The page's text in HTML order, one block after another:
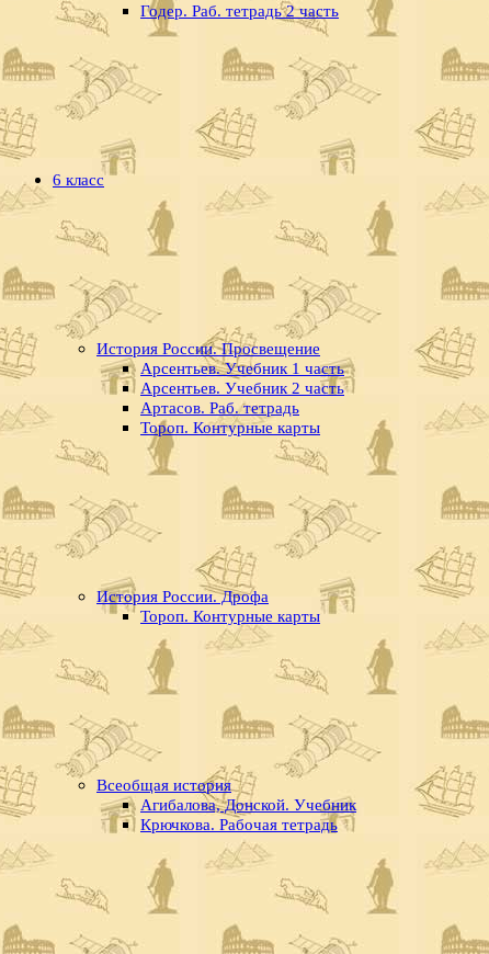
Годер. Раб. тетрадь 2 часть
6 класс
История России. Просвещение
Арсентьев. Учебник 1 часть
Арсентьев. Учебник 2 часть
Артасов. Раб. тетрадь
Тороп. Контурные карты
История России. Дрофа
Тороп. Контурные карты
Всеобщая история
Агибалова, Донской. Учебник
Крючкова. Рабочая тетрадь